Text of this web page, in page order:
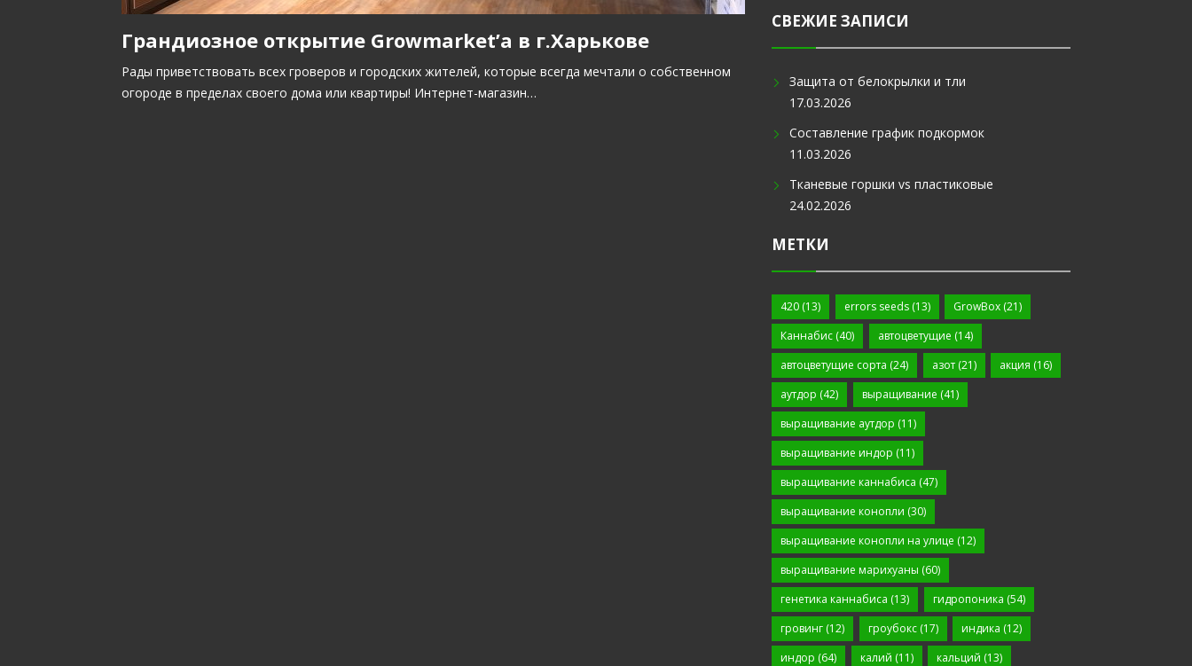
Грандиозное открытие Growmarket’а в г.Харькове
Рады приветствовать всех гроверов и городских жителей, которые всегда мечтали о собственном
огороде в пределах своего дома или квартиры! Интернет-магазин…
СВЕЖИЕ ЗАПИСИ
Защита от белокрылки и тли
17.03.2026
Составление график подкормок
11.03.2026
Тканевые горшки vs пластиковые
24.02.2026
МЕТКИ
420 (13) errors seeds(13) GrowBox (21)
Каннабис (40) автоцветущие (14)
автоцветущие сорта (24) азот(21) акция (16)
аутдор (42) выращивание (41)
выращивание аутдор (11)
выращивание индор (11)
выращивание каннабиса (47)
выращивание конопли (30)
выращивание конопли на улице (12)
выращивание марихуаны (60)
генетика каннабиса (13) гидропоника (54)
гровинг (12) гроубокс(17) индика (12)
индор (64) калий (11) кальций (13)